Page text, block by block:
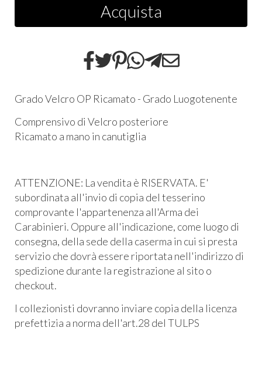
Acquista
Grado Velcro OP Ricamato - Grado Luogotenente
Comprensivo di Velcro posteriore
Ricamato a mano in canutiglia
ATTENZIONE: La vendita è RISERVATA. E'
subordinata all'invio di copia del tesserino
comprovante l'appartenenza all'Arma dei
Carabinieri. Oppure all'indicazione, come luogo di
consegna, della sede della caserma in cui si presta
servizio che dovrà essere riportata nell'indirizzo di
spedizione durante la registrazione al sito o
checkout.
I collezionisti dovranno inviare copia della licenza
prefettizia a norma dell'art.28 del TULPS